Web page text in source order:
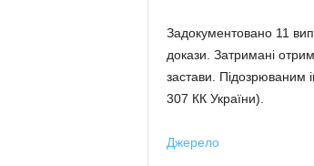
Задокументовано 11
докази. Затримані
застави. Підозрюваним
307 КК України).
Джерело